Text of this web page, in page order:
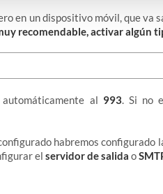
en un dispositivo móvil, que va
recomendable, activar algún
al 993. Si no
habremos configurado
el servidor de salida o